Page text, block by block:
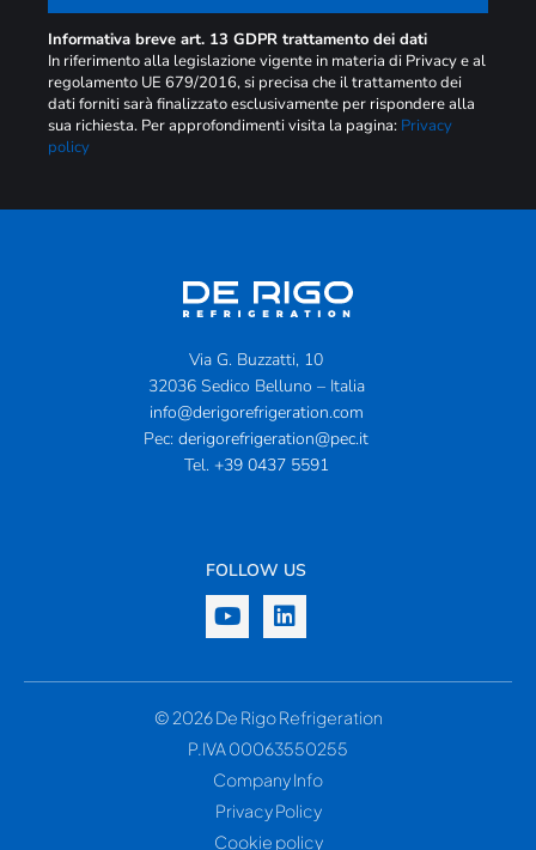
Informativa breve art. 13 GDPR trattamento dei dati
In riferimento alla legislazione vigente in materia di Privacy e al
regolamento UE 679/2016, si precisa che il trattamento dei
dati forniti sarà finalizzato esclusivamente per rispondere alla
sua richiesta. Per approfondimenti visita la pagina: Privacy
policy
Via G. Buzzatti, 10
32036 Sedico Belluno – Italia
info@derigorefrigeration.com
Pec: derigorefrigeration@pec.it
Tel. +39 0437 5591
FOLLOW US
© 2026 De Rigo Refrigeration
P.IVA 00063550255
Company Info
Privacy Policy
Cookie policy